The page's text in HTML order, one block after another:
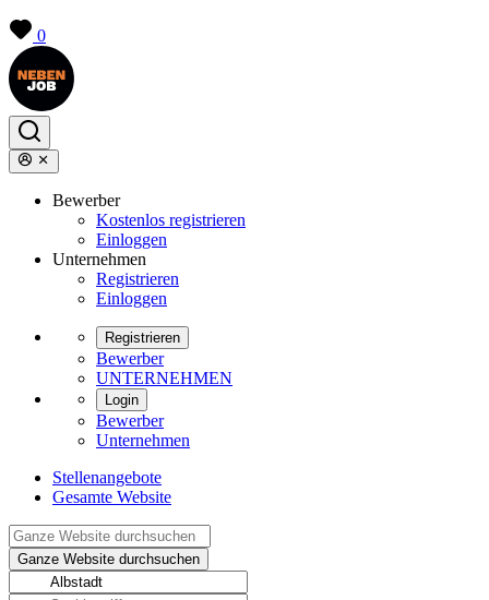
0
Bewerber
Kostenlos registrieren
Einloggen
Unternehmen
Registrieren
Einloggen
Registrieren
Bewerber
UNTERNEHMEN
Login
Bewerber
Unternehmen
Stellenangebote
Gesamte Website